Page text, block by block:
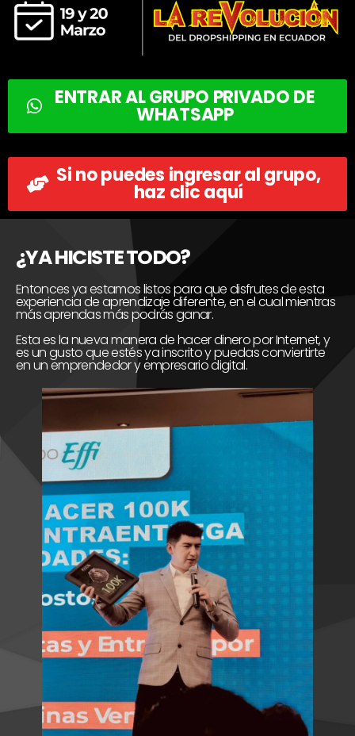
ENTRAR AL GRUPO PRIVADO DE
WHATSAPP
Si no puedes ingresar al grupo,
haz clic aquí
¿YA HICISTE TODO?
Entonces ya estamos listos para que disfrutes de esta
experiencia de aprendizaje diferente, en el cual mientras
más aprendas más podrás ganar.
Esta es la nueva manera de hacer dinero por Internet, y
es un gusto que estés ya inscrito y puedas conviertirte
en un emprendedor y empresario digital.